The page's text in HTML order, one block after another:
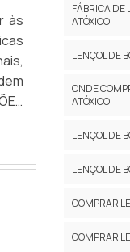
a
às
de
FÁBRICA DE
ATÓXICO
LENÇOL DE
ONDE
ATÓXICO
LENÇOL DE
LENÇOL DE
COMPRAR
COMPRAR